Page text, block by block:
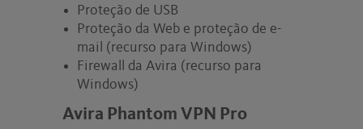
Proteção de USB
Proteção da Web e proteção de e-
mail (recurso para Windows)
Firewall da Avira (recurso para
Windows)
Avira Phantom VPN Pro